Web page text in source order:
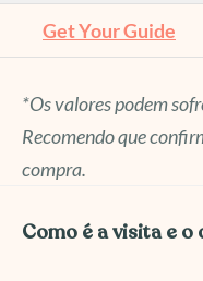
Get Your Guide
*Os valores podem
Recomendo que
compra.
Como é a visita e o